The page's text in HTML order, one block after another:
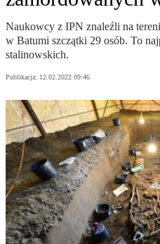
Naukowcy z IPN znaleźli na
w Batumi szczątki 29 osób. To
stalinowskich.
Publikacja: 12.02.2022 09:46